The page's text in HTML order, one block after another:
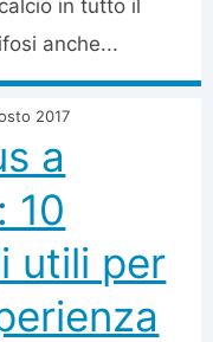
in tutto il
anche...
2017
a
10
utili per